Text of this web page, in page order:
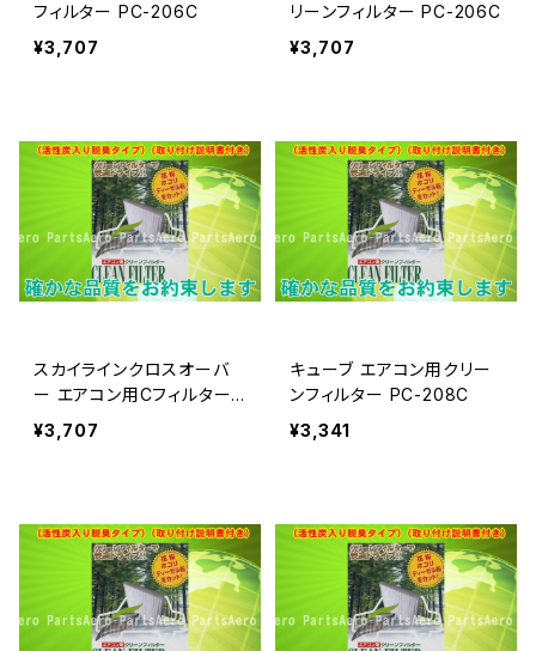
フィルター PC-206C
¥3,707
リーンフィルター PC-206C
¥3,707
スカイラインクロスオーバ
ー エアコン用Cフィルター
PC-206C
¥3,707
キューブ エアコン用クリー
ンフィルター PC-208C
¥3,341